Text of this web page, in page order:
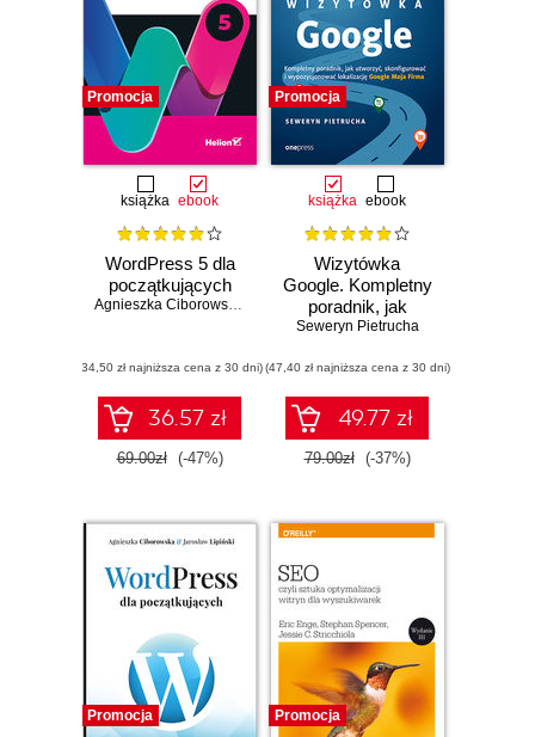
Promocja
książka ebook
WordPress 5 dla
początkujących
Agnieszka Ciborowska Jarosław Lipiński
(34,50 zł najniższa cena z 30 dni)
36.57 zł
69.00zł (-47%)
Promocja
książka ebook
Wizytówka
Google. Kompletny
poradnik, jak
utworzyć,
wypozycjonować
lokalizację Google
Moja Firma
Seweryn Pietrucha
(47,40 zł najniższa cena z 30 dni)
49.77 zł
79.00zł (-37%)
Promocja Promocja